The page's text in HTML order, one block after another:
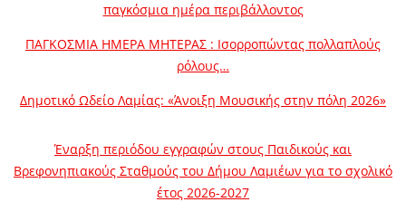
παγκόσμια ημέρα περιβάλλοντος
ΠΑΓΚΟΣΜΙΑ ΗΜΕΡΑ ΜΗΤΕΡΑΣ : Ισορροπώντας πολλαπλούς
ρόλους…
Δημοτικό Ωδείο Λαμίας: «Άνοιξη Μουσικής στην πόλη 2026»
Έναρξη περιόδου εγγραφών στους Παιδικούς και
Βρεφονηπιακούς Σταθμούς του Δήμου Λαμιέων για το σχολικό
έτος 2026-2027